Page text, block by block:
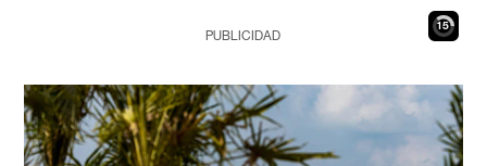
14
PUBLICIDAD